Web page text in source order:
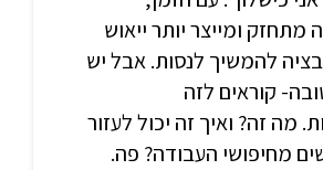
מתחזק ומייצר יותר ייאוש
להמשיך לנסות. אבל יש
קוראים לזה
מה זה? ואיך זה יכול לעזור
מחיפושי העבודה? פה.